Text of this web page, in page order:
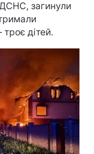
загинули
дітей.